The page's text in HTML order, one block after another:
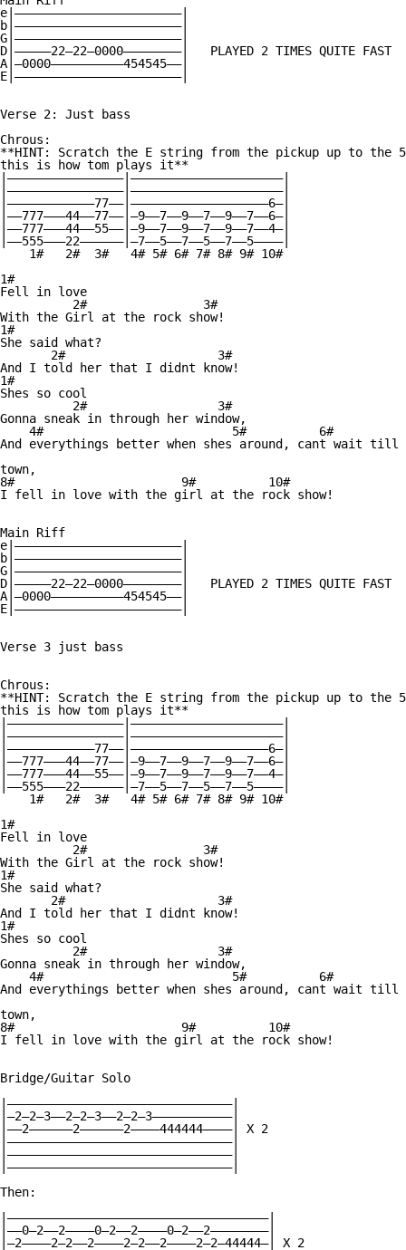
e|———————————————————————|
b|———————————————————————|
G|———————————————————————|
D|—————22—22—0000————————|   PLAYED 2 TIMES QUITE FAST
A|—0000——————————454545——|
E|———————————————————————|
Verse 2: Just bass
Chrous:
**HINT: Scratch the E string from the pickup up to
this is how tom plays it**
|————————————————|—————————————————————|
|————————————————|—————————————————————|
|————————————77——|———————————————————6—|
|——777———44——77——|—9——7——9——7——9——7——6—|
|——777———44——55——|—9——7——9——7——9——7——4—|
|——555———22——————|—7——5——7——5——7——5————|
    1#   2#  3#   4# 5# 6# 7# 8# 9# 10#
1#
Fell in love
          2#                3#
With the Girl at the rock show!
1#
She said what?
       2#                     3#
And I told her that I didnt know!
1#
Shes so cool
          2#                  3#
Gonna sneak in through her window,
4#                          5#          6#
And everythings better when shes around, cant wait
town,
8#                       9#          10#
I fell in love with the girl at the rock show!
Main Riff
e|———————————————————————|
b|———————————————————————|
G|———————————————————————|
D|—————22—22—0000————————|   PLAYED 2 TIMES QUITE FAST
A|—0000——————————454545——|
E|———————————————————————|
Verse 3 just bass
Chrous:
**HINT: Scratch the E string from the pickup up to
this is how tom plays it**
|————————————————|—————————————————————|
|————————————————|—————————————————————|
|————————————77——|———————————————————6—|
|——777———44——77——|—9——7——9——7——9——7——6—|
|——777———44——55——|—9——7——9——7——9——7——4—|
|——555———22——————|—7——5——7——5——7——5————|
    1#   2#  3#   4# 5# 6# 7# 8# 9# 10#
1#
Fell in love
          2#                3#
With the Girl at the rock show!
1#
She said what?
       2#                     3#
And I told her that I didnt know!
1#
Shes so cool
          2#                  3#
Gonna sneak in through her window,
4#                          5#          6#
And everythings better when shes around, cant wait
town,
8#                       9#          10#
I fell in love with the girl at the rock show!
Bridge/Guitar Solo
|———————————————————————————————|
|—2—2—3——2—2—3——2—2—3———————————|
|——2——————2——————2————444444————| X 2
|———————————————————————————————|
|———————————————————————————————|
|———————————————————————————————|
Then:
|————————————————————————————————————|
|——0—2——2————0—2——2————0—2——2————————|
|—2————2—2——2————2—2——2————2—2—44444—| X 2